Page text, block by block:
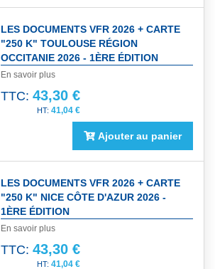
LES DOCUMENTS VFR 2026 + CARTE
"250 K" TOULOUSE RÉGION
OCCITANIE 2026 - 1ÈRE ÉDITION
En savoir plus
TTC: 43,30 €
41,04 €
Ajouter au panier
LES DOCUMENTS VFR 2026 + CARTE
"250 K" NICE CÔTE D'AZUR 2026 -
1ÈRE ÉDITION
En savoir plus
TTC: 43,30 €
41,04 €